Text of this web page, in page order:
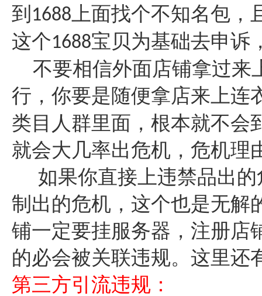
到 1688 上面找个不知名包，
这个1688宝贝为基础去申诉
不要相信外面店铺拿过来
行，你要是随便拿店来上连
类目人群里面，根本就不会
就会大几率出危机，危机理
如果你直接上违禁品出
制出的危机，这个也是无解
铺一定要挂服务器，注册店
的必会被关联违规。这里还
第三方引流违规：